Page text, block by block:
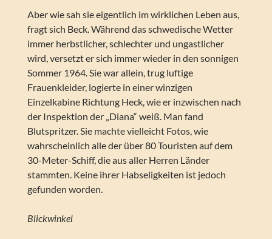
Aber wie sah sie eigentlich im wirklichen Leben aus,
fragt sich Beck. Während das schwedische Wetter
immer herbstlicher, schlechter und ungastlicher
wird, versetzt er sich immer wieder in den sonnigen
Sommer 1964. Sie war allein, trug luftige
Frauenkleider, logierte in einer winzigen
Einzelkabine Richtung Heck, wie er inzwischen nach
der Inspektion der „Diana“ weiß. Man fand
Blutspritzer. Sie machte vielleicht Fotos, wie
wahrscheinlich alle der über 80 Touristen auf dem
30-Meter-Schiff, die aus aller Herren Länder
stammten. Keine ihrer Habseligkeiten ist jedoch
gefunden worden.
Blickwinkel